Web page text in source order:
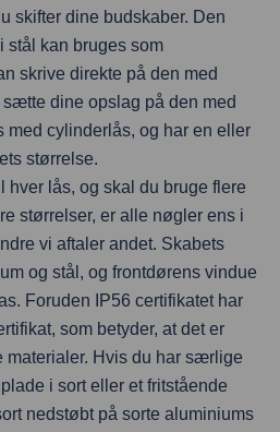
skifter dine budskaber. Den
stål kan bruges som
skrive direkte på den med
dine opslag på den med
med cylinderlås, og har en eller
størrelse.
hver lås, og skal du bruge flere
størrelser, er alle nøgler ens i
vi aftaler andet. Skabets
og stål, og frontdørens vindue
Foruden IP56 certifikatet har
som betyder, at det er
Hvis du har særlige
i sort eller et fritstående
nedstøbt på sorte aluminiums